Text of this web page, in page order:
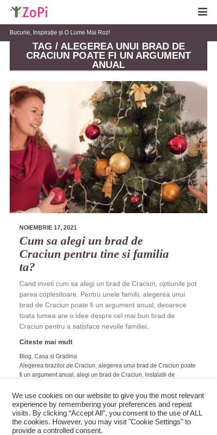
Bucurie, Inspirație și O Lume Mai Roz!
TAG / ALEGEREA UNUI BRAD DE
CRACIUN POATE FI UN ARGUMENT
ANUAL
NOIEMBRIE 17, 2021
Cum sa alegi un brad de
Craciun pentru tine si familia
ta?
Cand inveti cum sa alegi un brad de Craciun, optiunile pot
parea coplesitoare. Pentru unele familii, alegerea unui
brad de Craciun poate fi un argument anual, deoarece
toata lumea are o idee despre cel mai bun brad de
Craciun pentru a satisface nevoile familiei.
Citeste mai mult
Blog, Casa si Gradina
Alegerea brazilor de Craciun, alegerea unui brad de Craciun poate
fi un argument anual , alegi un brad de Craciun, instalatii de
We use cookies on our website to give you the most relevant
experience by remembering your preferences and repeat
visits. By clicking “Accept All”, you consent to the use of ALL
the cookies. However, you may visit "Cookie Settings" to
provide a controlled consent.